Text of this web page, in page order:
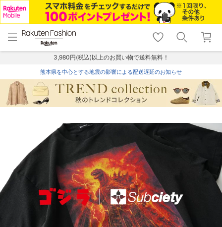
menu home
トップ
shopping_cart lock_outline
ログイン
3,980円(税込)以上のお買い物で送料無料！
熊本県を中心とする地震の影響による配送遅延のお知らせ